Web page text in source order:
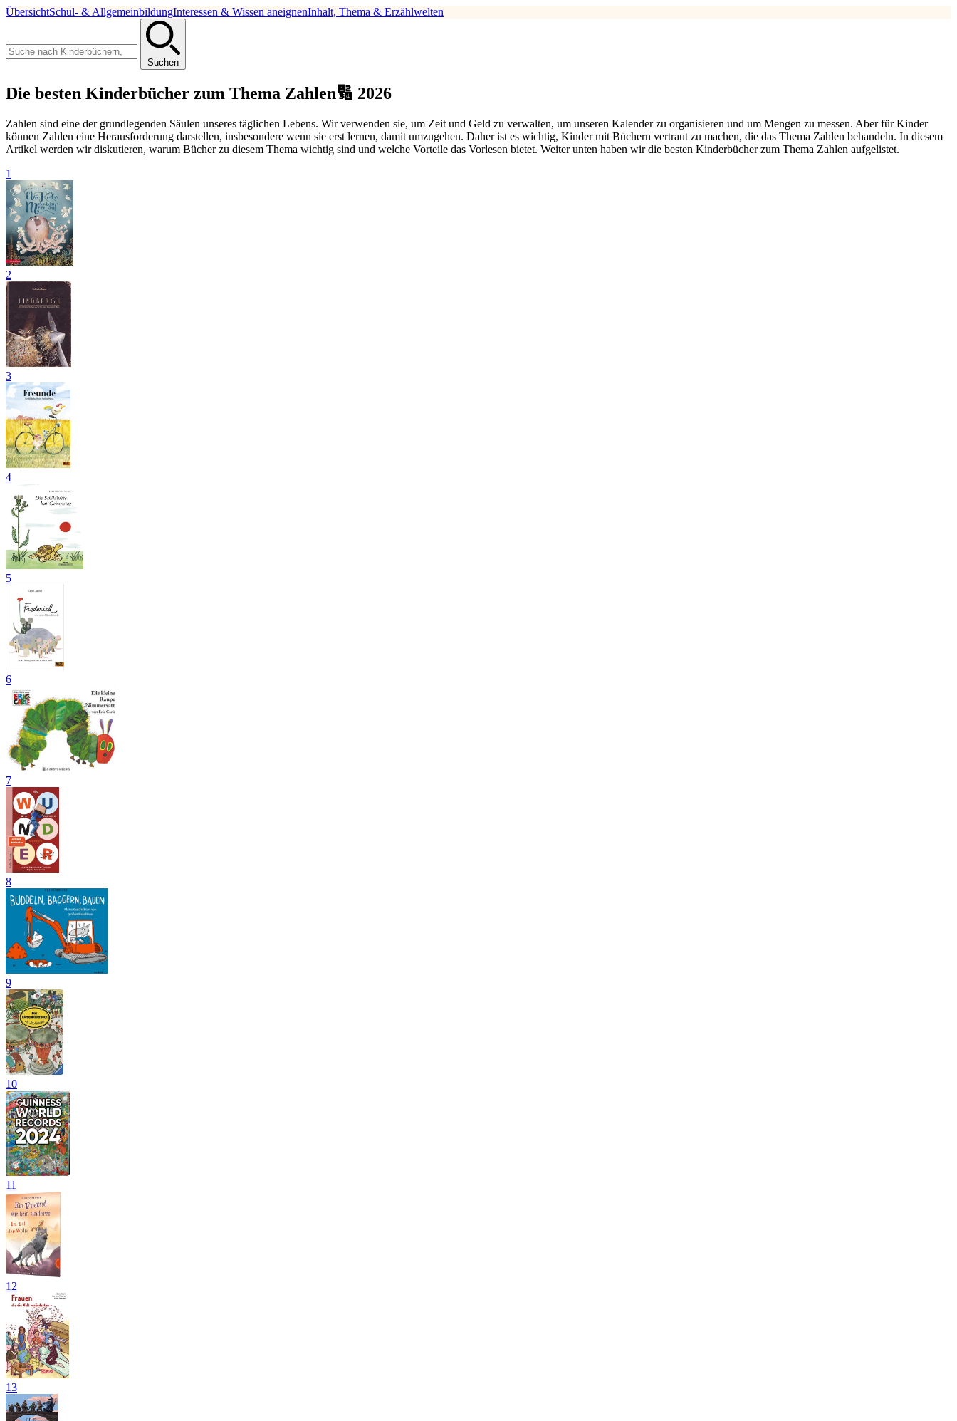
ÜbersichtSchul- & AllgemeinbildungInteressen & Wissen aneignenInhalt, Thema & Erzählwelten
Suchen
Die besten Kinderbücher zum Thema Zahlen🔢 2026
Zahlen sind eine der grundlegenden Säulen unseres täglichen Lebens. Wir verwenden sie, um Zeit und Geld zu verwalten, um unseren Kalender zu organisieren und um Mengen zu messen. Aber für Kinder
können Zahlen eine Herausforderung darstellen, insbesondere wenn sie erst lernen, damit umzugehen. Daher ist es wichtig, Kinder mit Büchern vertraut zu machen, die das Thema Zahlen behandeln. In diesem
Artikel werden wir diskutieren, warum Bücher zu diesem Thema wichtig sind und welche Vorteile das Vorlesen bietet. Weiter unten haben wir die besten Kinderbücher zum Thema Zahlen aufgelistet.
1
2
3
4
5
6
7
8
9
10
11
12
13